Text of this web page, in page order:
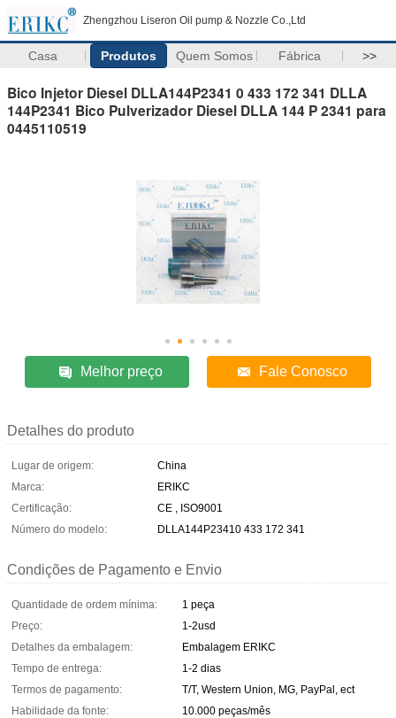
Zhengzhou Liseron Oil pump & Nozzle Co.,Ltd
Casa Produtos Quem Somos Fábrica >>
Bico Injetor Diesel DLLA144P2341 0 433 172 341 DLLA
144P2341 Bico Pulverizador Diesel DLLA 144 P 2341 para
0445110519
Melhor preço Fale Conosco
Detalhes do produto
Lugar de origem:
China
Marca:
ERIKC
Certificação:
CE , ISO9001
Número do modelo:
DLLA144P23410 433 172 341
Condições de Pagamento e Envio
Quantidade de ordem mínima:
1 peça
Preço:
1-2usd
Detalhes da embalagem:
Embalagem ERIKC
Tempo de entrega:
1-2 dias
Termos de pagamento:
T/T, Western Union, MG, PayPal, ect
Habilidade da fonte:
10.000 peças/mês